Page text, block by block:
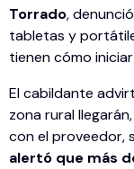
Torrado,
tabletas y
tienen cómo
El cabildante
zona rural
con el proveedor,
alertó que más